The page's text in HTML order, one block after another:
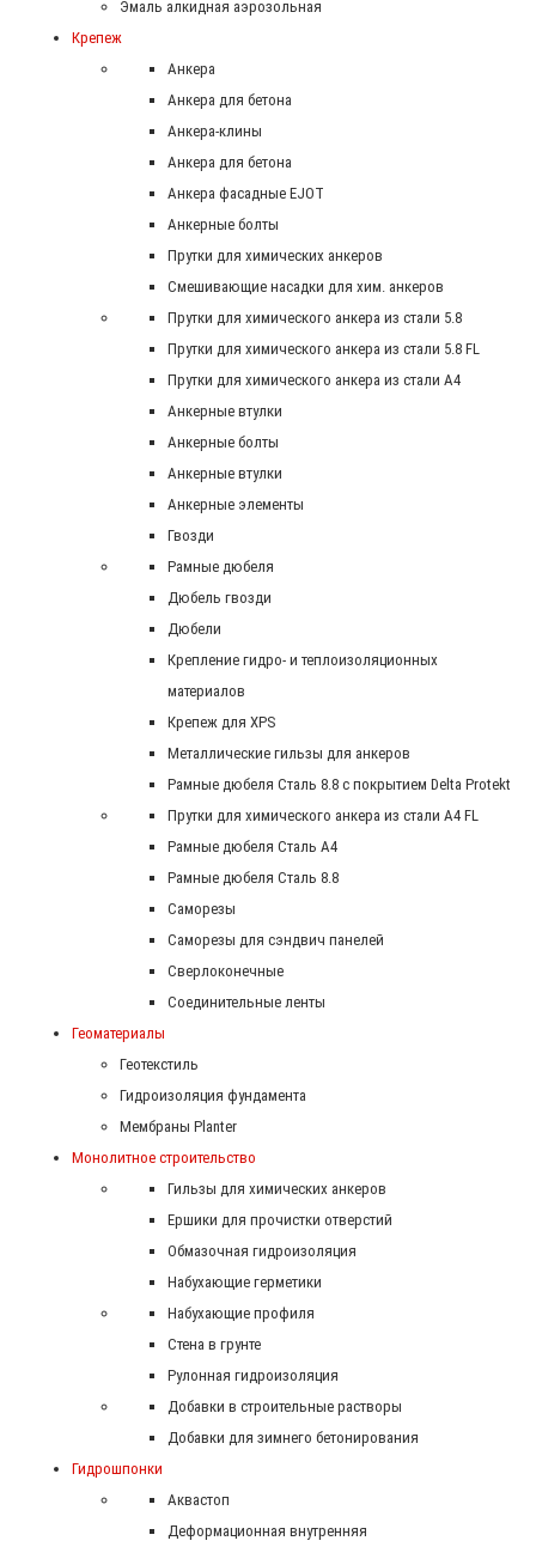
Эмаль алкидная аэрозольная
Крепеж
Анкера
Анкера для бетона
Анкера-клины
Анкера для бетона
Анкера фасадные EJOT
Анкерные болты
Прутки для химических анкеров
Смешивающие насадки для хим. анкеров
Прутки для химического анкера из стали 5.8
Прутки для химического анкера из стали 5.8 FL
Прутки для химического анкера из стали А4
Анкерные втулки
Анкерные болты
Анкерные втулки
Анкерные элементы
Гвозди
Рамные дюбеля
Дюбель гвозди
Дюбели
Крепление гидро- и теплоизоляционных
материалов
Крепеж для XPS
Металлические гильзы для анкеров
Рамные дюбеля Сталь 8.8 с покрытием Delta Protekt
Прутки для химического анкера из стали А4 FL
Рамные дюбеля Сталь A4
Рамные дюбеля Сталь 8.8
Саморезы
Саморезы для сэндвич панелей
Сверлоконечные
Соединительные ленты
Геоматериалы
Геотекстиль
Гидроизоляция фундамента
Мембраны Planter
Монолитное строительство
Гильзы для химических анкеров
Ершики для прочистки отверстий
Обмазочная гидроизоляция
Набухающие герметики
Набухающие профиля
Стена в грунте
Рулонная гидроизоляция
Добавки в строительные растворы
Добавки для зимнего бетонирования
Гидрошпонки
Аквастоп
Деформационная внутренняя